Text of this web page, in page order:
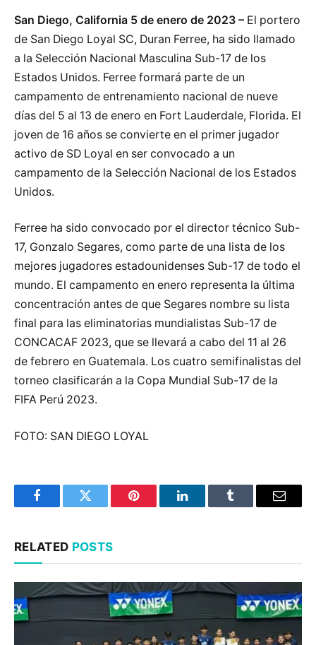
San Diego, California 5 de enero de 2023 – El portero
de San Diego Loyal SC, Duran Ferree, ha sido llamado
a la Selección Nacional Masculina Sub-17 de los
Estados Unidos. Ferree formará parte de un
campamento de entrenamiento nacional de nueve
días del 5 al 13 de enero en Fort Lauderdale, Florida. El
joven de 16 años se convierte en el primer jugador
activo de SD Loyal en ser convocado a un
campamento de la Selección Nacional de los Estados
Unidos.
Ferree ha sido convocado por el director técnico Sub-
17, Gonzalo Segares, como parte de una lista de los
mejores jugadores estadounidenses Sub-17 de todo el
mundo. El campamento en enero representa la última
concentración antes de que Segares nombre su lista
final para las eliminatorias mundialistas Sub-17 de
CONCACAF 2023, que se llevará a cabo del 11 al 26
de febrero en Guatemala. Los cuatro semifinalistas del
torneo clasificarán a la Copa Mundial Sub-17 de la
FIFA Perú 2023.
FOTO: SAN DIEGO LOYAL
FacebookTwitter Pinterest LinkedInTumblr Email
RELATED POSTS